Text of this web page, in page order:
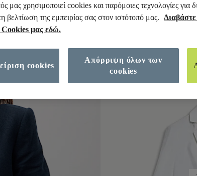
μας χρησιμοποιεί cookies και παρόμοιες τεχνολογίες για
βελτίωση της εμπειρίας σας στον ιστότοπό μας.
Cookies μας εδώ.
Απόρριψη όλων των
cookies
cookies